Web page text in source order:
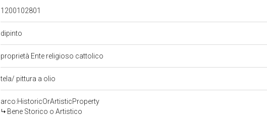
1200102801
dipinto
proprietà Ente religioso cattolico
tela/ pittura a olio
arco:HistoricOrArtisticProperty
Bene Storico o Artistico